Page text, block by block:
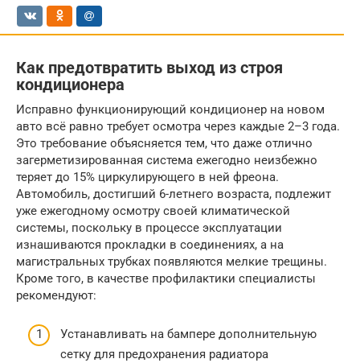
Как предотвратить выход из строя
кондиционера
Исправно функционирующий кондиционер на новом
авто всё равно требует осмотра через каждые 2–3 года.
Это требование объясняется тем, что даже отлично
загерметизированная система ежегодно неизбежно
теряет до 15% циркулирующего в ней фреона.
Автомобиль, достигший 6-летнего возраста, подлежит
уже ежегодному осмотру своей климатической
системы, поскольку в процессе эксплуатации
изнашиваются прокладки в соединениях, а на
магистральных трубках появляются мелкие трещины.
Кроме того, в качестве профилактики специалисты
рекомендуют:
Устанавливать на бампере дополнительную
сетку для предохранения радиатора